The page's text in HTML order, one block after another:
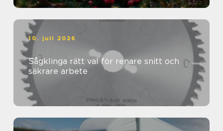
10. juli 2026
Sågklinga rätt val för renare snitt och
säkrare arbete